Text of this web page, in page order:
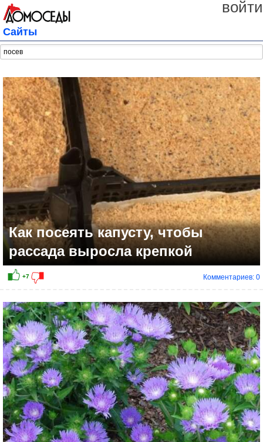
войти
Сайты
Как посеять капусту, чтобы
рассада выросла крепкой
Комментариев: 0